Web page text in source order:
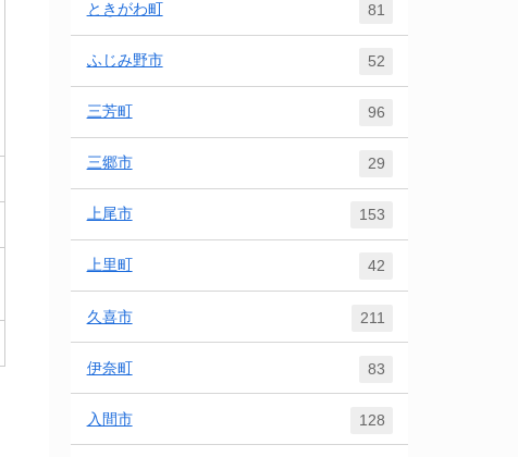
ときがわ町 81
ふじみ野市 52
三芳町 96
三郷市 29
上尾市 153
上里町 42
久喜市 211
伊奈町 83
入間市 128